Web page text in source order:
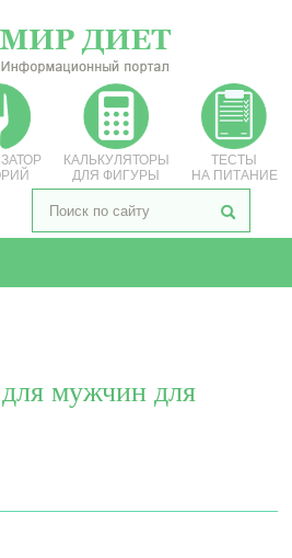
КАЛЬКУЛЯТОРЫ
ДЛЯ ФИГУРЫ
ТЕСТЫ
НА ПИТАНИЕ
мужчин для